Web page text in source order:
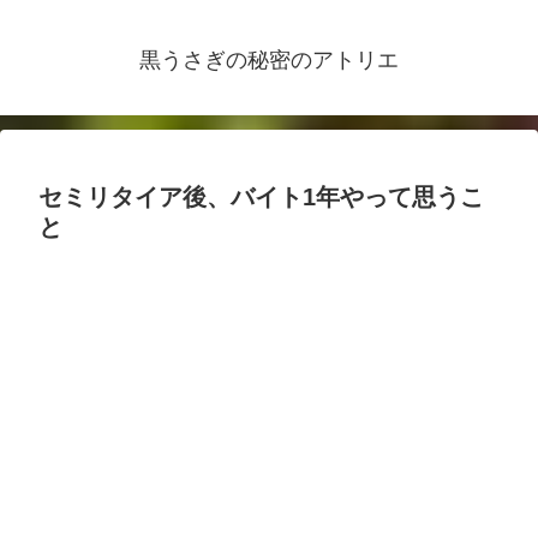
黒うさぎの秘密のアトリエ
セミリタイア後、バイト1年やって思うこ
と